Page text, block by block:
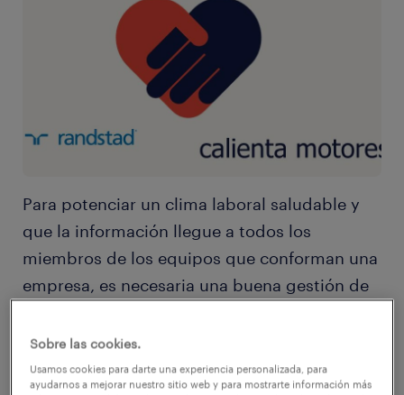
Para potenciar un clima laboral saludable y
que la información llegue a todos los
miembros de los equipos que conforman una
empresa, es necesaria una buena gestión de
sino que sea parte de los procesos
estratégicos de negocio.
Sobre las cookies.
Usamos cookies para darte una experiencia personalizada, para
ayudarnos a mejorar nuestro sitio web y para mostrarte información más